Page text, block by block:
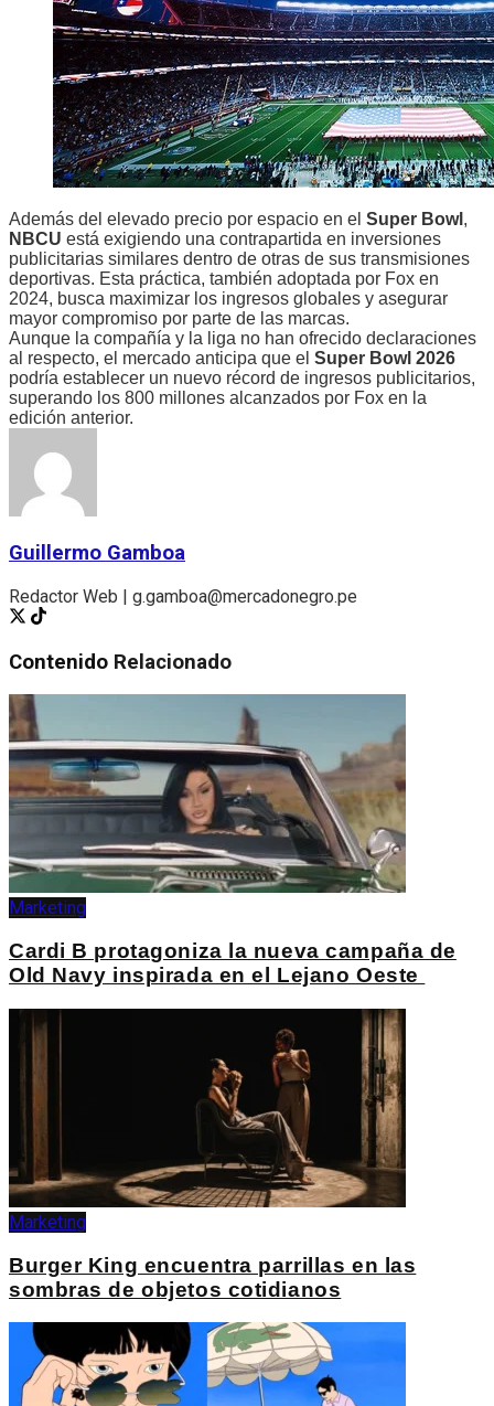
Además del elevado precio por espacio en el Super Bowl ,
NBCU está exigiendo una contrapartida en inversiones
publicitarias similares dentro de otras de sus transmisiones
deportivas. Esta práctica, también adoptada por Fox en
2024, busca maximizar los ingresos globales y asegurar
mayor compromiso por parte de las marcas.
Aunque la compañía y la liga no han ofrecido declaraciones
al respecto, el mercado anticipa que el Super Bowl 2026
podría establecer un nuevo récord de ingresos publicitarios,
superando los 800 millones alcanzados por Fox en la
edición anterior.
Guillermo Gamboa
Redactor Web | g.gamboa@mercadonegro.pe
Contenido Relacionado
Marketing
Cardi B protagoniza la nueva campaña de
Old Navy inspirada en el Lejano Oeste
Marketing
Burger King encuentra parrillas en las
sombras de objetos cotidianos